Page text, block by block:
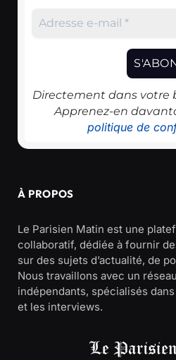
Directement dans votre
Apprenez-en
politique de
À PROPOS
Le Parisien Matin est une
collaboratif, dédiée à fournir
sur des sujets d’actualité, de
Nous travaillons avec un
indépendants, spécialisés
et les interviews.